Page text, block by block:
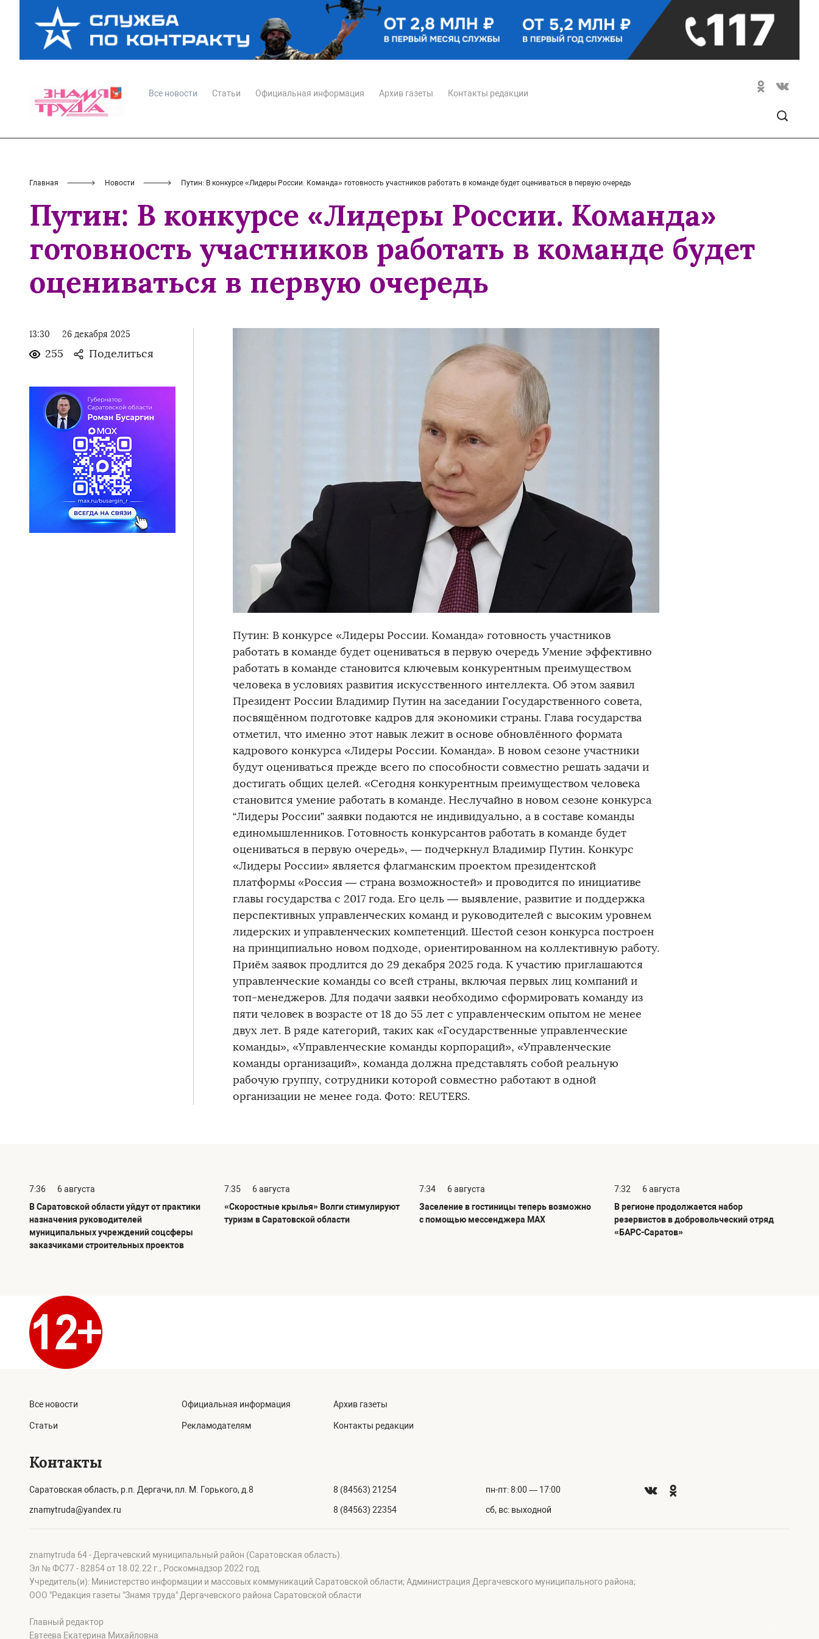
Все новости Статьи Официальная информация Архив газеты Контакты редакции
Главная Новости Путин: В конкурсе «Лидеры России. Команда» готовность участников работать в команде будет оцениваться в первую очередь
Путин: В конкурсе «Лидеры России. Команда»
готовность участников работать в команде будет
оцениваться в первую очередь
13:30 26 декабря 2025
255 Поделиться
Путин: В конкурсе «Лидеры России. Команда» готовность участников
работать в команде будет оцениваться в первую очередь Умение эффективно
работать в команде становится ключевым конкурентным преимуществом
человека в условиях развития искусственного интеллекта. Об этом заявил
Президент России Владимир Путин на заседании Государственного совета,
посвящённом подготовке кадров для экономики страны. Глава государства
отметил, что именно этот навык лежит в основе обновлённого формата
кадрового конкурса «Лидеры России. Команда». В новом сезоне участники
будут оцениваться прежде всего по способности совместно решать задачи и
достигать общих целей. «Сегодня конкурентным преимуществом человека
становится умение работать в команде. Неслучайно в новом сезоне конкурса
“Лидеры России” заявки подаются не индивидуально, а в составе команды
единомышленников. Готовность конкурсантов работать в команде будет
оцениваться в первую очередь», — подчеркнул Владимир Путин. Конкурс
«Лидеры России» является флагманским проектом президентской
платформы «Россия — страна возможностей» и проводится по инициативе
главы государства с 2017 года. Его цель — выявление, развитие и поддержка
перспективных управленческих команд и руководителей с высоким уровнем
лидерских и управленческих компетенций. Шестой сезон конкурса построен
на принципиально новом подходе, ориентированном на коллективную работу.
Приём заявок продлится до 29 декабря 2025 года. К участию приглашаются
управленческие команды со всей страны, включая первых лиц компаний и
топ-менеджеров. Для подачи заявки необходимо сформировать команду из
пяти человек в возрасте от 18 до 55 лет с управленческим опытом не менее
двух лет. В ряде категорий, таких как «Государственные управленческие
команды», «Управленческие команды корпораций», «Управленческие
команды организаций», команда должна представлять собой реальную
рабочую группу, сотрудники которой совместно работают в одной
организации не менее года. Фото: REUTERS.
7:36
6 августа
В Саратовской области уйдут от практики
назначения руководителей
муниципальных учреждений соцсферы
заказчиками строительных проектов
7:35
6 августа
«Скоростные крылья» Волги стимулируют
туризм в Саратовской области
7:34
6 августа
Заселение в гостиницы теперь возможно
с помощью мессенджера MAX
7:32
6 августа
В регионе продолжается набор
резервистов в добровольческий отряд
«БАРС-Саратов»
Все новости
Статьи
Официальная информация
Рекламодателям
Архив газеты
Контакты редакции
Контакты
Саратовская область, р.п. Дергачи, пл. М. Горького, д.8
znamytruda@yandex.ru
8 (84563) 21254
8 (84563) 22354
пн-пт: 8:00 — 17:00
сб, вс: выходной
znamytruda 64 - Дергачевский муниципальный район (Саратовская область).
Эл № ФС77 - 82854 от 18.02.22 г., Роскомнадзор 2022 год.
Учредитель(и): Министерство информации и массовых коммуникаций Саратовской области; Администрация Дергачевского муниципального района;
OOO "Редакция газеты "Знамя труда" Дергачевского района Саратовской области
Главный редактор
Евтеева Екатерина Михайловна